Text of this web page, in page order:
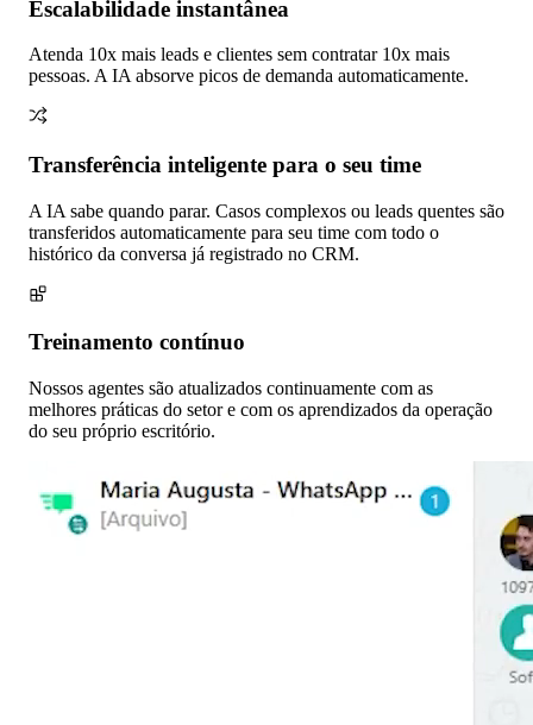
Escalabilidade instantânea
Atenda 10x mais leads e clientes sem contratar 10x mais
pessoas. A IA absorve picos de demanda automaticamente.
Transferência inteligente para o seu time
A IA sabe quando parar. Casos complexos ou leads quentes são
transferidos automaticamente para seu time com todo o
histórico da conversa já registrado no CRM.
Treinamento contínuo
Nossos agentes são atualizados continuamente com as
melhores práticas do setor e com os aprendizados da operação
do seu próprio escritório.